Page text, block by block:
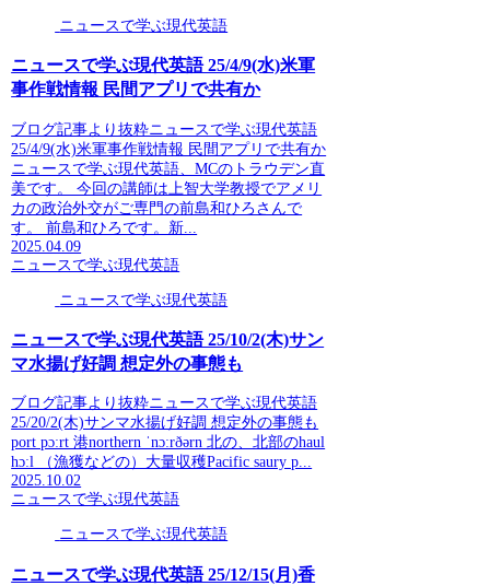
ニュースで学ぶ現代英語
ニュースで学ぶ現代英語 25/4/9(水)米軍
事作戦情報 民間アプリで共有か
ブログ記事より抜粋ニュースで学ぶ現代英語
25/4/9(水)米軍事作戦情報 民間アプリで共有か
ニュースで学ぶ現代英語、MCのトラウデン直
美です。 今回の講師は上智大学教授でアメリ
カの政治外交がご専門の前島和ひろさんで
す。 前島和ひろです。新...
2025.04.09
ニュースで学ぶ現代英語
ニュースで学ぶ現代英語
ニュースで学ぶ現代英語 25/10/2(木)サン
マ水揚げ好調 想定外の事態も
ブログ記事より抜粋ニュースで学ぶ現代英語
25/20/2(木)サンマ水揚げ好調 想定外の事態も
port pɔːrt 港northern ˈnɔːrðərn 北の、北部のhaul
hɔːl （漁獲などの）大量収穫Pacific saury p...
2025.10.02
ニュースで学ぶ現代英語
ニュースで学ぶ現代英語
ニュースで学ぶ現代英語 25/12/15(月)香